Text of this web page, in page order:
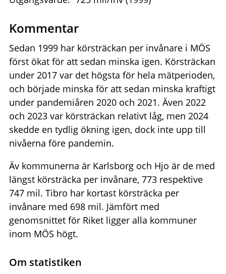
Kommentar
Sedan 1999 har körsträckan per invånare i MÖS
först ökat för att sedan minska igen. Körsträckan
under 2017 var det högsta för hela mätperioden,
och började minska för att sedan minska kraftigt
under pandemiåren 2020 och 2021. Även 2022
och 2023 var körsträckan relativt låg, men 2024
skedde en tydlig ökning igen, dock inte upp till
nivåerna före pandemin.
Äv kommunerna är Karlsborg och Hjo är de med
längst körsträcka per invånare, 773 respektive
747 mil. Tibro har kortast körsträcka per
invånare med 698 mil. Jämfört med
genomsnittet för Riket ligger alla kommuner
inom MÖS högt.
Om statistiken